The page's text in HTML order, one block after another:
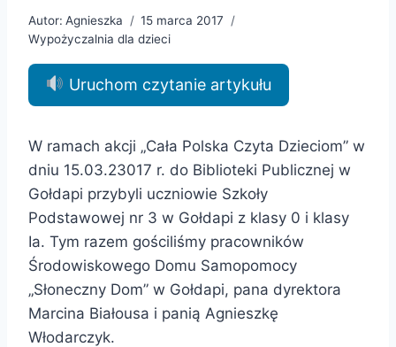
Autor: Agnieszka
15 marca 2017
Wypożyczalnia dla dzieci
Uruchom czytanie artykułu
W ramach akcji „Cała Polska Czyta Dzieciom” w
dniu 15.03.23017 r. do Biblioteki Publicznej w
Gołdapi przybyli uczniowie Szkoły
Podstawowej nr 3 w Gołdapi z klasy 0 i klasy
Ia. Tym razem gościliśmy pracowników
Środowiskowego Domu Samopomocy
„Słoneczny Dom” w Gołdapi, pana dyrektora
Marcina Białousa i panią Agnieszkę
Włodarczyk.